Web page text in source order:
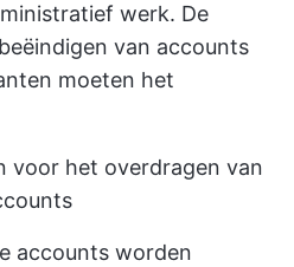
werk. De
van accounts
moeten het
voor het overdragen van
accounts worden